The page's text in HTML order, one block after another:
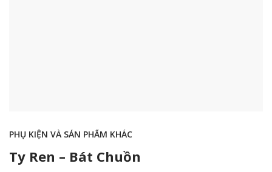
PHỤ KIỆN VÀ SẢN PHẨM KHÁC
Ty Ren – Bát Chuồn